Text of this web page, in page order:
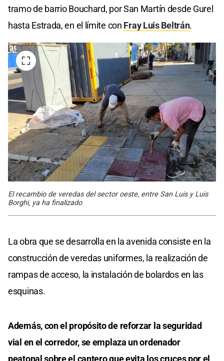
tramo de barrio Bouchard, por San Martín desde Gurel
hasta Estrada, en el límite con Fray Luis Beltrán.
El recambio de veredas del sector oeste, entre San Luis y Luis
Borghi, ya ha finalizado
La obra que se desarrolla en la avenida consiste en la
construcción de veredas uniformes, la realización de
rampas de acceso, la instalación de bolardos en las
esquinas.
Además, con el propósito de reforzar la seguridad
vial en el corredor, se emplaza un ordenador
peatonal sobre el cantero que evita los cruces por el